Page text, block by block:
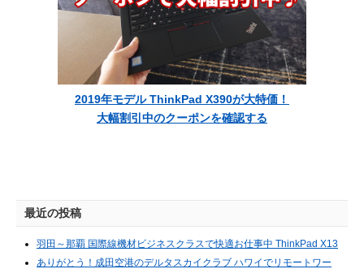
2019年モデル ThinkPad X390が大特価！
大幅割引中のクーポンを確認する
最近の投稿
羽田～那覇 国際線機材ビジネスクラスで快適お仕事中 ThinkPad X13
ありがとう！成田空港のデルタスカイクラブ ハワイでリモートワー